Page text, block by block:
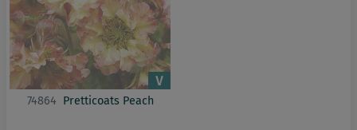
74864 Pretticoats Peach